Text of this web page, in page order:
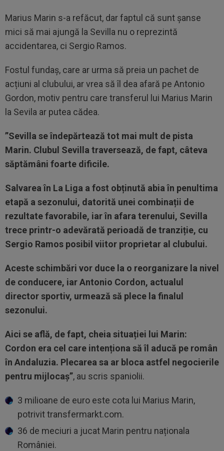
Marius Marin s-a refăcut, dar faptul că sunt șanse
mici să mai ajungă la Sevilla nu o reprezintă
accidentarea, ci Sergio Ramos.
Fostul fundaș, care ar urma să preia un pachet de
acțiuni al clubului, ar vrea să îl dea afară pe Antonio
Gordon, motiv pentru care transferul lui Marius Marin
la Sevila ar putea cădea.
”Sevilla se îndepărtează tot mai mult de pista
Marin. Clubul Sevilla traversează, de fapt, câteva
săptămâni foarte dificile.
Salvarea în La Liga a fost obținută abia în penultima
etapă a sezonului, datorită unei combinații de
rezultate favorabile, iar în afara terenului, Sevilla
trece printr-o adevărată perioadă de tranziție, cu
Sergio Ramos posibil viitor proprietar al clubului.
Aceste schimbări vor duce la o reorganizare la nivel
de conducere, iar Antonio Cordon, actualul
director sportiv, urmează să plece la finalul
sezonului.
Aici se află, de fapt, cheia situației lui Marin:
Cordon era cel care intenționa să îl aducă pe român
în Andaluzia. Plecarea sa ar bloca astfel negocierile
pentru mijlocaș”, au scris spaniolii.
3 milioane de euro este cota lui Marius Marin,
potrivit transfermarkt.com.
36 de meciuri a jucat Marin pentru naționala
României.